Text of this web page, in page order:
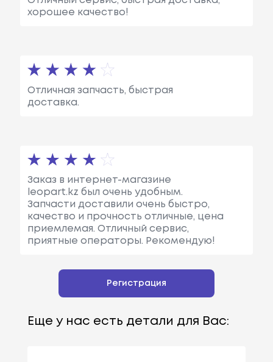
хорошее качество!
Отличная запчасть, быстрая
доставка.
Заказ в интернет-магазине
leopart.kz был очень удобным.
Запчасти доставили очень быстро,
качество и прочность отличные, цена
приемлемая. Отличный сервис,
приятные операторы. Рекомендую!
Регистрация
Еще у нас есть детали для Вас: